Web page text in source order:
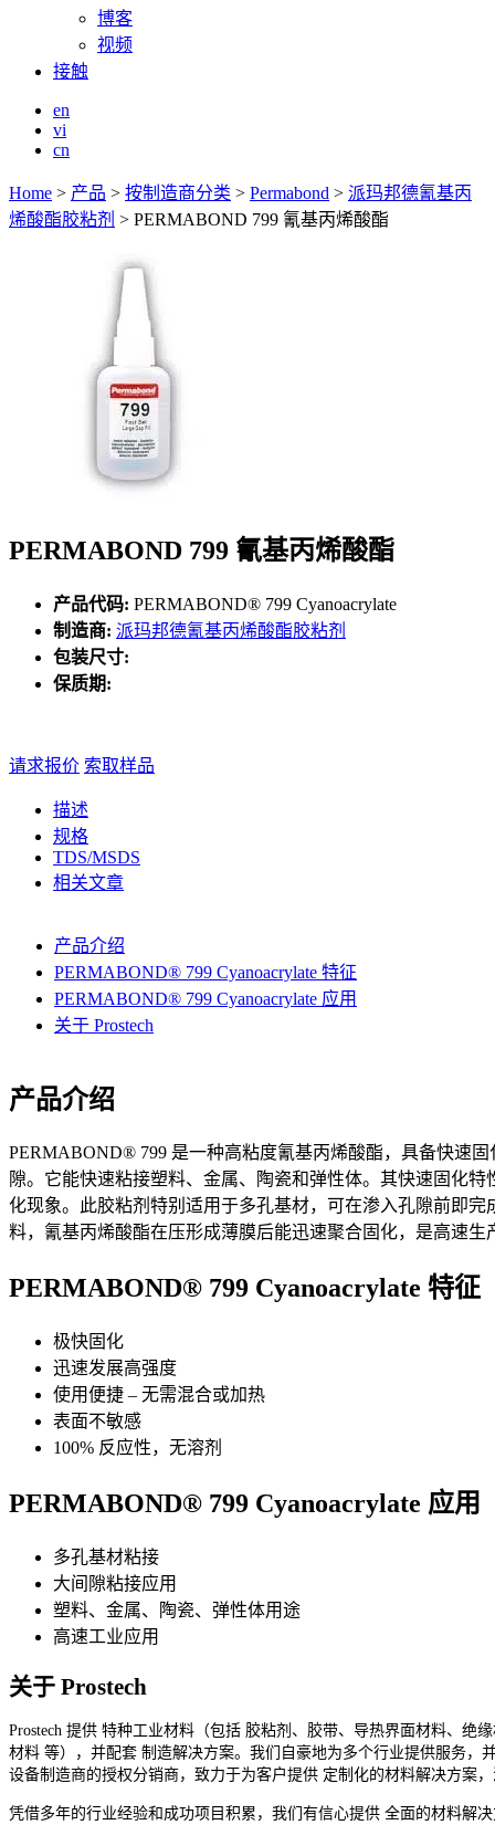
博客
视频
接触
en
vi
cn
Home > 产品 > 按制造商分类 > Permabond > 派玛邦德氰基丙
烯酸酯胶粘剂 > PERMABOND 799 氰基丙烯酸酯
PERMABOND 799 氰基丙烯酸酯
产品代码: PERMABOND® 799 Cyanoacrylate
制造商: 派玛邦德氰基丙烯酸酯胶粘剂
包装尺寸:
保质期:
请求报价 索取样品
描述
规格
TDS/MSDS
相关文章
产品介绍
PERMABOND® 799 Cyanoacrylate 特征
PERMABOND® 799 Cyanoacrylate 应用
关于 Prostech
产品介绍
PERMABOND® 799 是一种高粘度氰基丙烯酸酯，具备快速
隙。它能快速粘接塑料、金属、陶瓷和弹性体。其快速固化特
化现象。此胶粘剂特别适用于多孔基材，可在渗入孔隙前即完
料，氰基丙烯酸酯在压形成薄膜后能迅速聚合固化，是高速生
PERMABOND® 799 Cyanoacrylate 特征
极快固化
迅速发展高强度
使用便捷 – 无需混合或加热
表面不敏感
100% 反应性，无溶剂
PERMABOND® 799 Cyanoacrylate 应用
多孔基材粘接
大间隙粘接应用
塑料、金属、陶瓷、弹性体用途
高速工业应用
关于 Prostech
Prostech 提供 特种工业材料（包括 胶粘剂、胶带、导热界面材料、绝
材料 等），并配套 制造解决方案。我们自豪地为多个行业提供服务，
设备制造商的授权分销商，致力于为客户提供 定制化的材料解决方案
凭借多年的行业经验和成功项目积累，我们有信心提供 全面的材料解